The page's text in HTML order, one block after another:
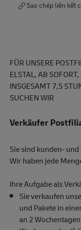
Sao chép liên kết
FÜR UNSERE
ELSTAL, AB
INSGESAMT 7,5
SUCHEN WIR
Verkäufer
Sie sind kunden-
Wir haben jede
Ihre Aufgabe als
Sie verkaufen
und Pakete in
an 2